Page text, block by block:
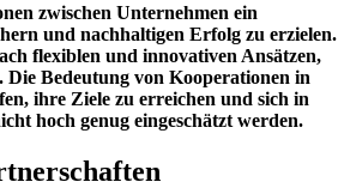
zwischen Unternehmen ein
und nachhaltigen Erfolg zu erzielen.
flexiblen und innovativen Ansätzen,
Bedeutung von Kooperationen in
ihre Ziele zu erreichen und sich in
hoch genug eingeschätzt werden.